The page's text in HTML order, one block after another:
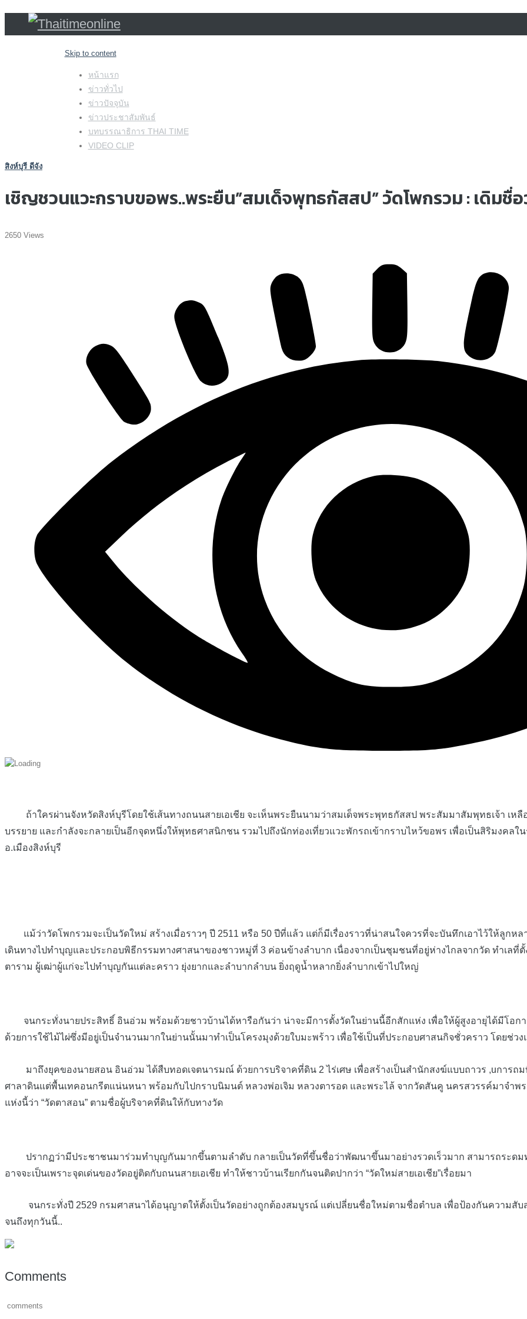
Skip to content
หน้าแรก
ข่าวทั่วไป
ข่าวปัจจุบัน
ข่าวประชาสัมพันธ์
บทบรรณาธิการ THAI TIME
VIDEO CLIP
สิงห์บุรี ดีจัง
เชิญชวนแวะกราบขอพร..พระยืน”สมเด็จพุทธกัสสป” วัดโพกรวม : เดิมชื่
2650 Views
ถ้าใครผ่านจังหวัดสิงห์บุรีโดยใช้เส้นทางถนนสายเอเชีย จะเห็นพระยืนนามว่าสมเด็จพระพุทธกัสสป พระสัมมาสัมพุทธเจ้า เห
บรรยาย และกำลังจะกลายเป็นอีกจุดหนึ่งให้พุทธศาสนิกชน รวมไปถึงนักท่องเที่ยวแวะพักรถเข้ากราบไหว้ขอพร เพื่อเป็นสิริมงคลใ
อ.เมืองสิงห์บุรี
แม้ว่าวัดโพกรวมจะเป็นวัดใหม่ สร้างเมื่อราวๆ ปี 2511 หรือ 50 ปีที่แล้ว แต่ก็มีเรื่องราวที่น่าสนใจควรที่จะบันทึกเอาไว้ให้ลูกห
เดินทางไปทำบุญและประกอบพิธีกรรมทางศาสนาของชาวหมู่ที่ 3 ค่อนข้างลำบาก เนื่องจากเป็นชุมชนที่อยู่ห่างไกลจากวัด ทำเลที่
ตาราม ผู้เฒ่าผู้แก่จะไปทำบุญกันแต่ละคราว ยุ่งยากและลำบากลำบน ยิ่งฤดูน้ำหลากยิ่งลำบากเข้าไปใหญ่
จนกระทั่งนายประสิทธิ์ อินอ่วม พร้อมด้วยชาวบ้านได้หารือกันว่า น่าจะมีการตั้งวัดในย่านนี้อีกสักแห่ง เพื่อให้ผู้สูงอายุได้มีโอ
ด้วยการใช้ไม้ไผ่ซึ่งมีอยู่เป็นจำนวนมากในย่านนั้นมาทำเป็นโครงมุงด้วยใบมะพร้าว เพื่อใช้เป็นที่ประกอบศาสนกิจชั่วคราว โดยช่ว
มาถึงยุคของนายสอน อินอ่วม ได้สืบทอดเจตนารมณ์ ด้วยการบริจาคที่ดิน 2 ไร่เศษ เพื่อสร้างเป็นสำนักสงฆ์แบบถาวร ,uการถ
ศาลาดินแต่พื้นเทคอนกรีตแน่นหนา พร้อมกับไปกราบนิมนต์ หลวงพ่อเจิม หลวงตารอด และพระไล้ จากวัดสันคู นครสวรรค์มาจำ
แห่งนี้ว่า “วัดตาสอน” ตามชื่อผู้บริจาคที่ดินให้กับทางวัด
ปรากฏว่ามีประชาชนมาร่วมทำบุญกันมากขึ้นตามลำดับ กลายเป็นวัดที่ขึ้นชื่อว่าพัฒนาขึ้นมาอย่างรวดเร็วมาก สามารถระดม
อาจจะเป็นเพราะจุดเด่นของวัดอยู่ติดกับถนนสายเอเชีย ทำให้ชาวบ้านเรียกกันจนติดปากว่า “วัดใหม่สายเอเชีย”เรื่อยมา
จนกระทั่งปี 2529 กรมศาสนาได้อนุญาตให้ตั้งเป็นวัดอย่างถูกต้องสมบูรณ์ แต่เปลี่ยนชื่อใหม่ตามชื่อตำบล เพื่อป้องกันความสับ
จนถึงทุกวันนี้..
Comments
comments